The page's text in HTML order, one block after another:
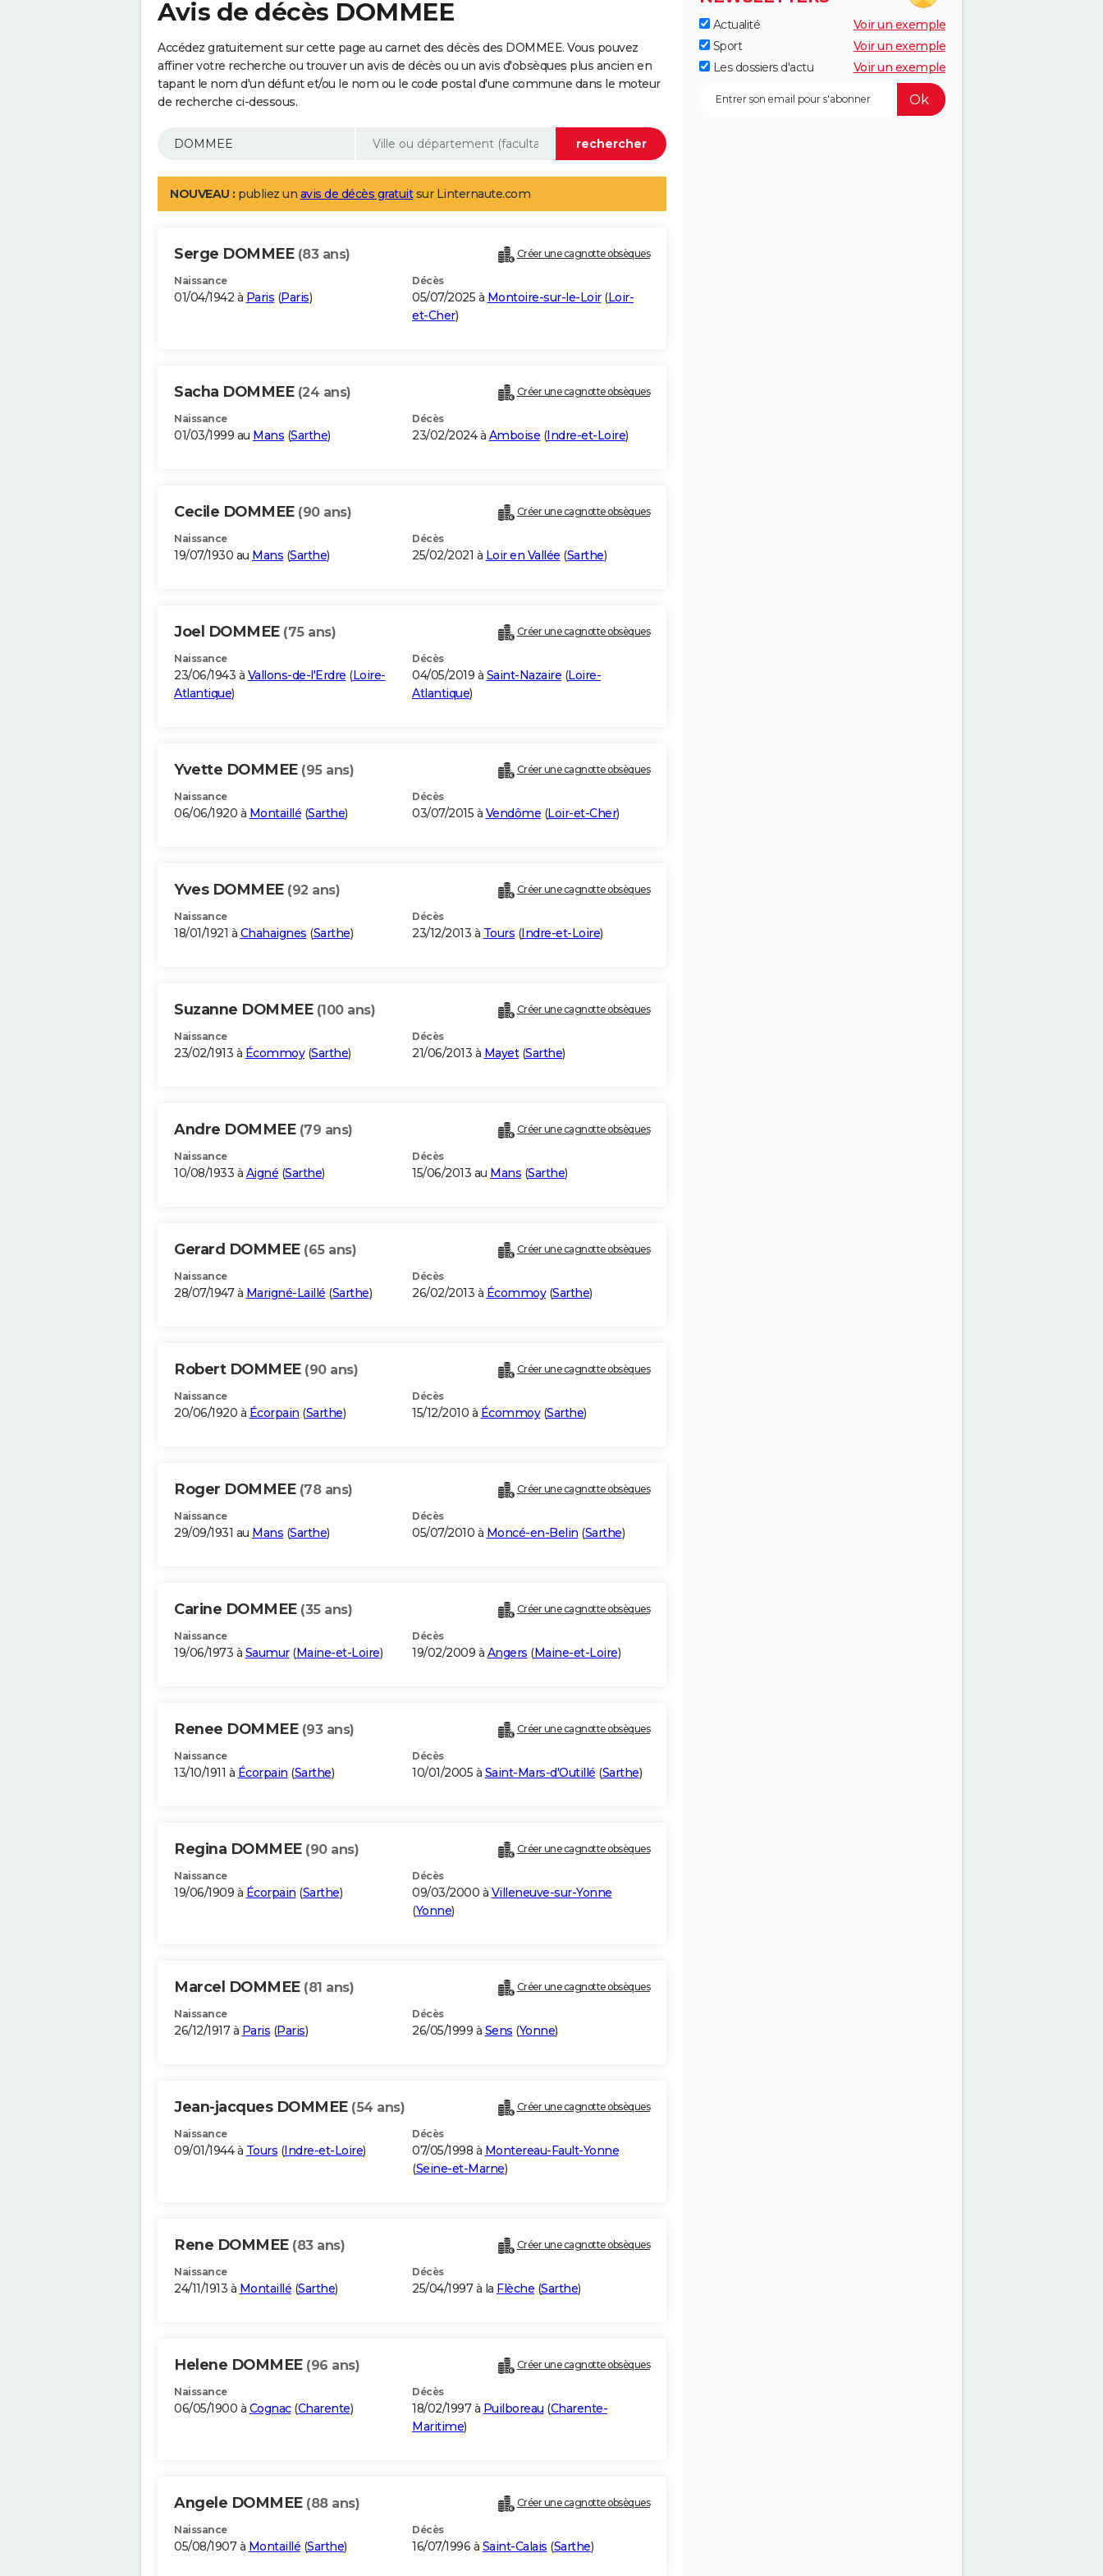
Avis de décès DOMMEE
Accédez gratuitement sur cette page au carnet des décès des DOMMEE. Vous pouvez
affiner votre recherche ou trouver un avis de décès ou un avis d'obsèques plus ancien en
tapant le nom d'un défunt et/ou le nom ou le code postal d'une commune dans le moteur
de recherche ci-dessous.
NOUVEAU : publiez un avis de décès gratuitsur Linternaute.com
Serge DOMMEE (83 ans) Créer une cagnotte obsèques
Naissance
01/04/1942 à Paris (Paris)
Décès
05/07/2025 à Montoire-sur-le-Loir(Loir-
et-Cher)
Sacha DOMMEE (24 ans) Créer une cagnotte obsèques
Naissance
01/03/1999 au Mans (Sarthe)
Décès
23/02/2024 à Amboise (Indre-et-Loire)
Cecile DOMMEE (90 ans) Créer une cagnotte obsèques
Naissance
19/07/1930 au Mans (Sarthe)
Décès
25/02/2021 à Loir en Vallée (Sarthe)
Joel DOMMEE (75 ans) Créer une cagnotte obsèques
Naissance
23/06/1943 à Vallons-de-l'Erdre (Loire-
Atlantique)
Décès
04/05/2019 à Saint-Nazaire (Loire-
Atlantique)
Yvette DOMMEE (95 ans) Créer une cagnotte obsèques
Naissance
06/06/1920 à Montaillé (Sarthe)
Décès
03/07/2015 à Vendôme (Loir-et-Cher)
Yves DOMMEE (92 ans) Créer une cagnotte obsèques
Naissance
18/01/1921 à Chahaignes (Sarthe)
Décès
23/12/2013 à Tours (Indre-et-Loire)
Suzanne DOMMEE (100 ans) Créer une cagnotte obsèques
Naissance
23/02/1913 à Écommoy(Sarthe)
Décès
21/06/2013 à Mayet(Sarthe)
Andre DOMMEE (79 ans) Créer une cagnotte obsèques
Naissance
10/08/1933 à Aigné (Sarthe)
Décès
15/06/2013 au Mans (Sarthe)
Gerard DOMMEE (65 ans) Créer une cagnotte obsèques
Naissance
28/07/1947 à Marigné-Laillé (Sarthe)
Décès
26/02/2013 à Écommoy(Sarthe)
Robert DOMMEE (90 ans) Créer une cagnotte obsèques
Naissance
20/06/1920 à Écorpain (Sarthe)
Décès
15/12/2010 à Écommoy(Sarthe)
Roger DOMMEE (78 ans) Créer une cagnotte obsèques
Naissance
29/09/1931 au Mans (Sarthe)
Décès
05/07/2010 à Moncé-en-Belin (Sarthe)
Carine DOMMEE (35 ans) Créer une cagnotte obsèques
Naissance
19/06/1973 à Saumur(Maine-et-Loire)
Décès
19/02/2009 à Angers (Maine-et-Loire)
Renee DOMMEE (93 ans) Créer une cagnotte obsèques
Naissance
13/10/1911 à Écorpain (Sarthe)
Décès
10/01/2005 à Saint-Mars-d'Outillé (Sarthe)
Regina DOMMEE (90 ans) Créer une cagnotte obsèques
Naissance
19/06/1909 à Écorpain (Sarthe)
Décès
09/03/2000 à Villeneuve-sur-Yonne
(Yonne)
Marcel DOMMEE (81 ans) Créer une cagnotte obsèques
Naissance
26/12/1917 à Paris (Paris)
Décès
26/05/1999 à Sens (Yonne)
Jean-jacques DOMMEE (54 ans) Créer une cagnotte obsèques
Naissance
09/01/1944 à Tours (Indre-et-Loire)
Décès
07/05/1998 à Montereau-Fault-Yonne
(Seine-et-Marne)
Rene DOMMEE (83 ans) Créer une cagnotte obsèques
Naissance
24/11/1913 à Montaillé (Sarthe)
Décès
25/04/1997 à la Flèche (Sarthe)
Helene DOMMEE (96 ans) Créer une cagnotte obsèques
Naissance
06/05/1900 à Cognac(Charente)
Décès
18/02/1997 à Puilboreau (Charente-
Maritime)
Angele DOMMEE (88 ans) Créer une cagnotte obsèques
Naissance
05/08/1907 à Montaillé (Sarthe)
Décès
16/07/1996 à Saint-Calais (Sarthe)
Actualité
Voir un exemple
Sport
Voir un exemple
Les dossiers d'actu
Voir un exemple